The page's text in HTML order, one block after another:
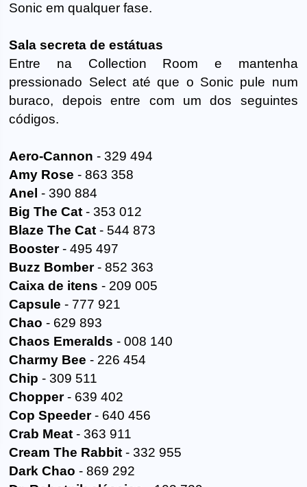
Sonic em qualquer fase.
Sala secreta de estátuas
Entre na Collection Room e mantenha
pressionado Select até que o Sonic pule num
buraco, depois entre com um dos seguintes
códigos.
Aero-Cannon - 329 494
Amy Rose - 863 358
Anel - 390 884
Big The Cat - 353 012
Blaze The Cat - 544 873
Booster- 495 497
Buzz Bomber- 852 363
Caixa de itens - 209 005
Capsule - 777 921
Chao - 629 893
Chaos Emeralds - 008 140
Charmy Bee - 226 454
Chip - 309 511
Chopper- 639 402
Cop Speeder- 640 456
Crab Meat - 363 911
Cream The Rabbit - 332 955
Dark Chao - 869 292